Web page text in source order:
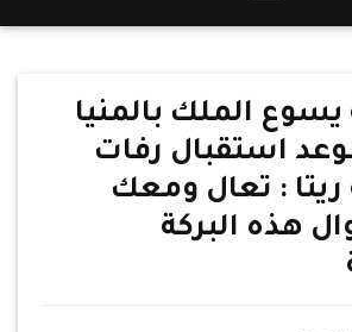
يسوع الملك بالمنيا
استقبال رفات
ريتا : تعال ومعك
هذه البركة